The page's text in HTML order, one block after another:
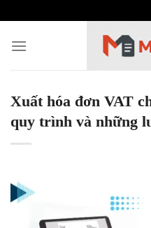
content
Xuất hóa đơn VAT
quy trình và những